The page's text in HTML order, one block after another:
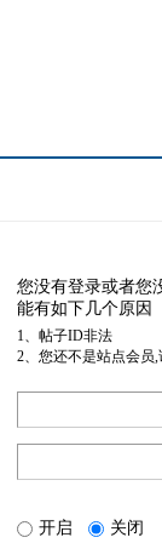
您没有登录或者您
能有如下几个原因
1、帖子ID非法
2、您还不是站点会员
开启 关闭